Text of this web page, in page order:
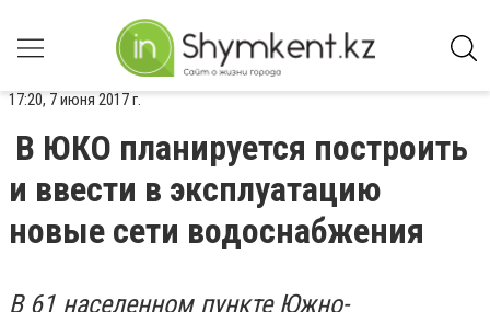
17:20, 7 июня 2017 г.
В ЮКО планируется построить
и ввести в эксплуатацию
новые сети водоснабжения
В 61 населенном пункте Южно-